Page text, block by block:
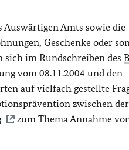
Amts sowie die
Geschenke oder
im Rundschreiben des
vom 08.11.2004 und den
auf vielfach gestellte
zwischen der
zum Thema Annahme